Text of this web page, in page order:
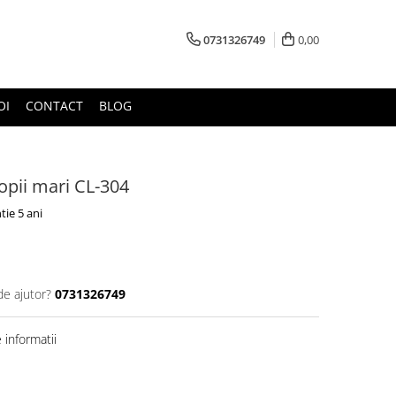
0731326749 0,00
CONTACT BLOG
mari CL-304
5 ani
ajutor? 0731326749
informatii